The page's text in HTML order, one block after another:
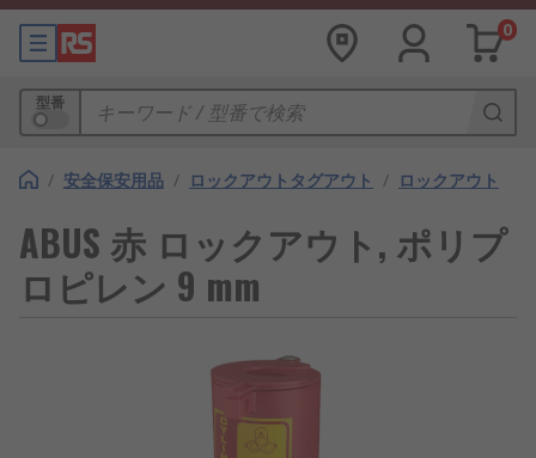
0
型番
/ 安全保安用品 / ロックアウトタグアウト / ロックアウト
ABUS 赤 ロックアウト, ポリプ
ロピレン 9 mm